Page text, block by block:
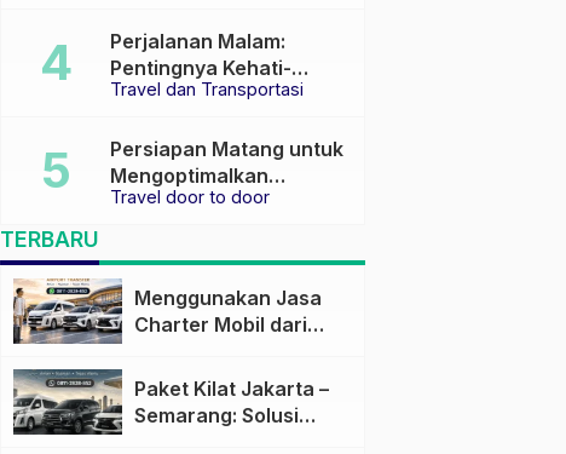
Travel dan Transportasi
Perjalanan Malam:
Pentingnya Kehati-
hatian dan Pemilihan
Travel door to door
Persiapan Matang untuk
Mengoptimalkan
Pengalaman Travel
TERBARU
Menggunakan Jasa
Charter Mobil dari
Nyaman dan Fleksibel
Paket Kilat Jakarta –
Semarang: Solusi